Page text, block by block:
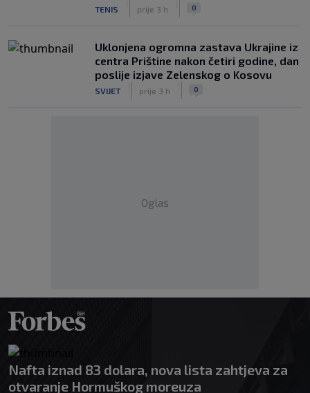
TENIS prije 3 h 0
Uklonjena ogromna zastava Ukrajine iz
centra Prištine nakon četiri godine, dan
poslije izjave Zelenskog o Kosovu
SVIJET prije 3 h 0
Oglas
Nafta iznad 83 dolara, nova lista zahtjeva za
otvaranje Hormuškog moreuza